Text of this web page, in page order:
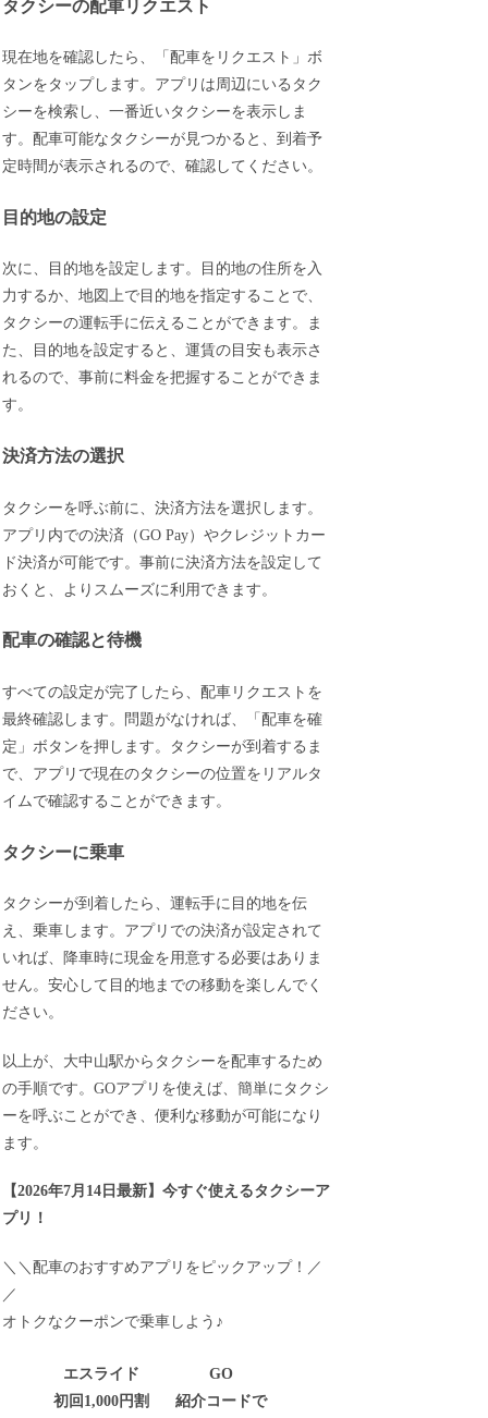
タクシーの配車リクエスト
現在地を確認したら、「配車をリクエスト」ボ
タンをタップします。アプリは周辺にいるタク
シーを検索し、一番近いタクシーを表示しま
す。配車可能なタクシーが見つかると、到着予
定時間が表示されるので、確認してください。
目的地の設定
次に、目的地を設定します。目的地の住所を入
力するか、地図上で目的地を指定することで、
タクシーの運転手に伝えることができます。ま
た、目的地を設定すると、運賃の目安も表示さ
れるので、事前に料金を把握することができま
す。
決済方法の選択
タクシーを呼ぶ前に、決済方法を選択します。
アプリ内での決済（GO Pay）やクレジットカー
ド決済が可能です。事前に決済方法を設定して
おくと、よりスムーズに利用できます。
配車の確認と待機
すべての設定が完了したら、配車リクエストを
最終確認します。問題がなければ、「配車を確
定」ボタンを押します。タクシーが到着するま
で、アプリで現在のタクシーの位置をリアルタ
イムで確認することができます。
タクシーに乗車
タクシーが到着したら、運転手に目的地を伝
え、乗車します。アプリでの決済が設定されて
いれば、降車時に現金を用意する必要はありま
せん。安心して目的地までの移動を楽しんでく
ださい。
以上が、大中山駅からタクシーを配車するため
の手順です。GOアプリを使えば、簡単にタクシ
ーを呼ぶことができ、便利な移動が可能になり
ます。
【2026年7月14日最新】今すぐ使えるタクシーア
プリ！
＼＼配車のおすすめアプリをピックアップ！／
／
オトクなクーポンで乗車しよう♪
エスライド
初回1,000円割
GO
紹介コードで